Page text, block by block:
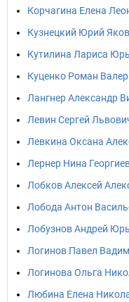
Корчагина Елена
Кузнецкий Юрий
Кутилина Лариса
Куценко Роман
Лангнер Александр
Левин Сергей
Левкина Оксана
Лернер Нина
Лобков Алексей
Лобода Антон
Лобузнов Андрей
Логинов Павел
Логинова Ольга
Любина Елена